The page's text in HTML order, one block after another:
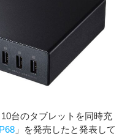
台のタブレットを同時充
」を発売したと発表して